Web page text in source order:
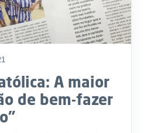
A maior
de bem-fazer